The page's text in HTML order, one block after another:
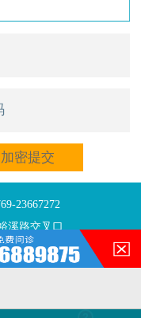
23667272
溪路交叉口
版权所有网站地图
断及医疗依据。